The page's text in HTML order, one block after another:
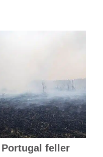
feller